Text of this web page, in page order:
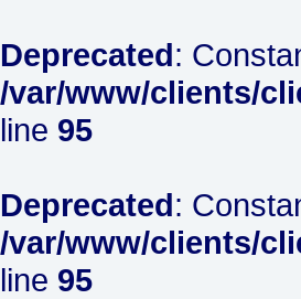
Deprecated:
/var/www/clients/
line 95
Deprecated:
/var/www/clients/
line 95